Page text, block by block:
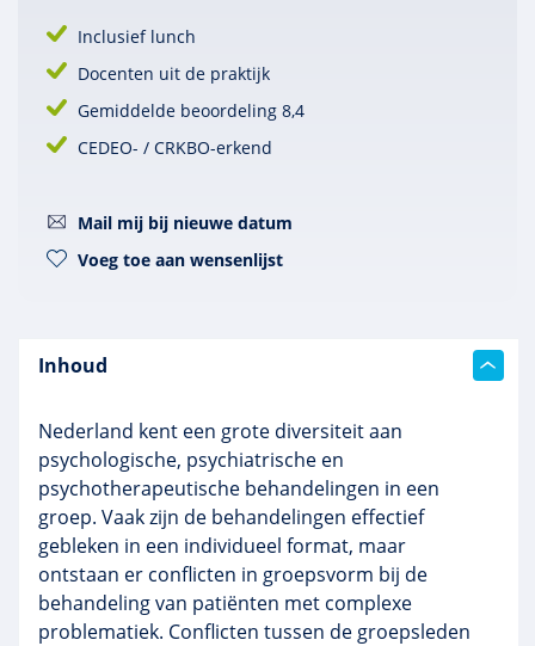
Inclusief lunch
Docenten uit de praktijk
Gemiddelde beoordeling 8,4
CEDEO- / CRKBO-erkend
Mail mij bij nieuwe datum
Voeg toe aan wensenlijst
Inhoud
Nederland kent een grote diversiteit aan
psychologische, psychiatrische en
psychotherapeutische behandelingen in een
groep. Vaak zijn de behandelingen effectief
gebleken in een individueel format, maar
ontstaan er conflicten in groepsvorm bij de
behandeling van patiënten met complexe
problematiek. Conflicten tussen de groepsleden